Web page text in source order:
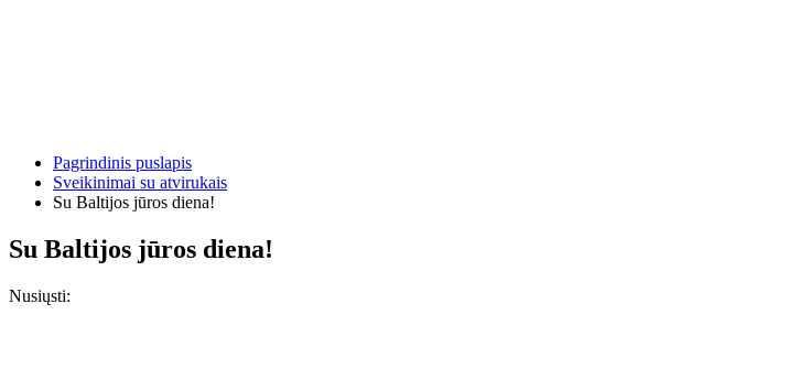
Pagrindinis puslapis
Sveikinimai su atvirukais
Su Baltijos jūros diena!
Su Baltijos jūros diena!
Nusiųsti: